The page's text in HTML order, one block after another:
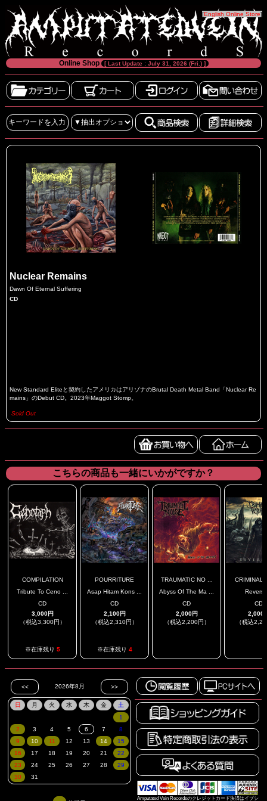
[English Online Store]
Online Shop [ Last Update : July 31, 2026 (Fri.) ]
Nuclear Remains
Dawn Of Eternal Suffering
CD
New Standard Eliteと契約したアメリカはアリゾナのBrutal Death Metal Band「Nuclear Re
mains」のDebut CD。2023年Maggot Stomp。
Sold Out
こちらの商品も一緒にいかがですか？
COMPILATION
Tribute To Ceno ...
CD
3,000円
（税込3,300円）
※在庫残り 5
POURRITURE
Asap Hitam Kons ...
CD
2,100円
（税込2,310円）
※在庫残り 4
TRAUMATIC NO ...
Abyss Of The Ma ...
CD
2,000円
（税込2,200円）
CRIMINAL
CD
2,000
（税込
Amputated Vein Recordsのクレジットカード決済はイプシ